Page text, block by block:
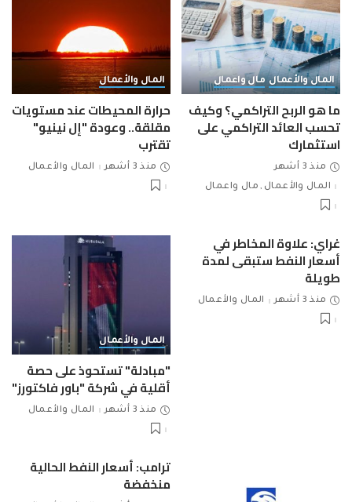
المال والأعمال مال واعمال
ما هو الربح التراكمي؟ وكيف
تحسب العائد التراكمي على
استثمارك
منذ 3 أشهر
المال والأعمال
مال واعمال
المال والأعمال
حرارة المحيطات عند مستويات
مقلقة.. وعودة "إل نينيو"
تقترب
منذ 3 أشهر المال والأعمال
غراي: علاوة المخاطر في
أسعار النفط ستبقى لمدة
طويلة
منذ 3 أشهر المال والأعمال
المال والأعمال
"مبادلة" تستحوذ على حصة
أقلية في شركة "باور فاكتورز"
منذ 3 أشهر المال والأعمال
ترامب: أسعار النفط الحالية
منخفضة